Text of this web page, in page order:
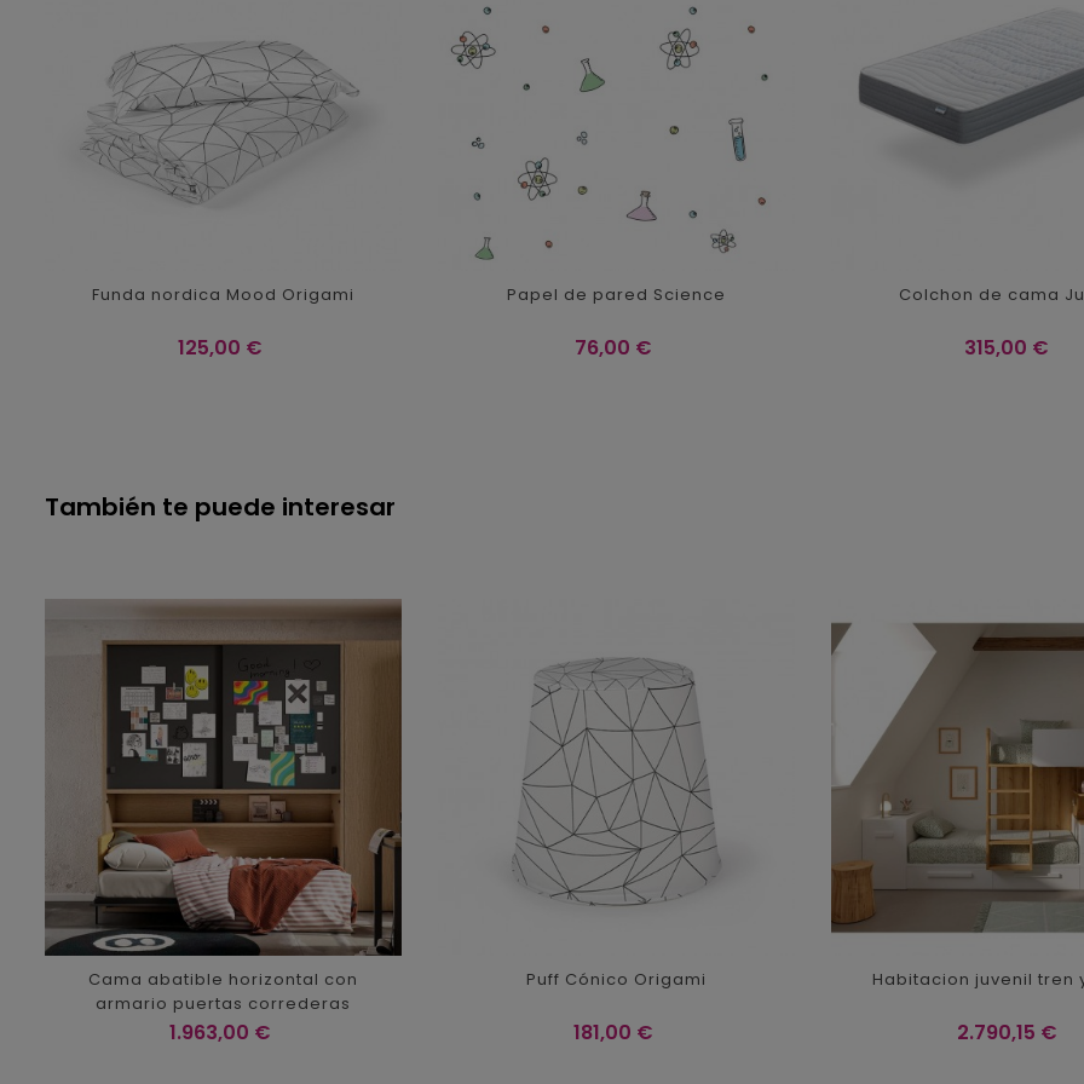
Funda nordica Mood Origami
Precio
125,00 €
Papel de pared Science
Precio
76,00 €
Colchon de cama
Precio
315,00 €
También te puede interesar
Cama abatible horizontal con
armario puertas correderas
Precio
1.963,00 €
Puff Cónico Origami
Precio
181,00 €
Habitacion juvenil tren
Precio
2.790,15 €